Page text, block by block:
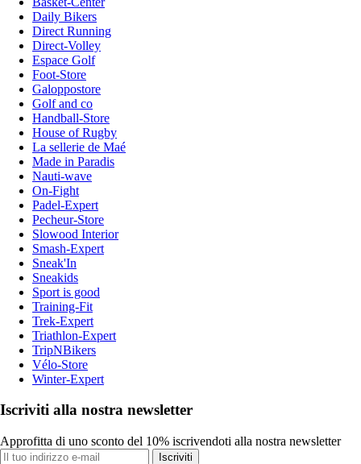
Daily Bikers
Direct Running
Direct-Volley
Espace Golf
Foot-Store
Galoppostore
Golf and co
Handball-Store
House of Rugby
La sellerie de Maé
Made in Paradis
Nauti-wave
On-Fight
Padel-Expert
Pecheur-Store
Slowood Interior
Smash-Expert
Sneak'In
Sneakids
Sport is good
Training-Fit
Trek-Expert
Triathlon-Expert
TripNBikers
Vélo-Store
Winter-Expert
Iscriviti alla nostra newsletter
Approfitta di uno sconto del 10% iscrivendoti alla nostra newsletter
Iscriviti